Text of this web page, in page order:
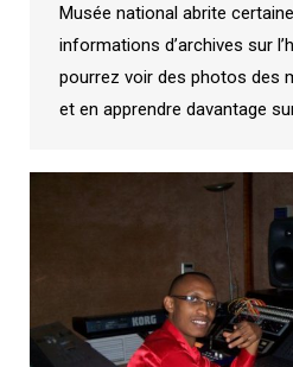
Musée national abrite
informations d’archives sur
pourrez voir des photos des
et en apprendre davantage